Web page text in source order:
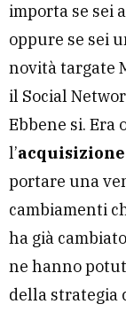
importa se sei
oppure se sei
novità targate
il Social
Ebbene si. Era
l’
portare una
cambiamenti
ha già
ne hanno
della strategia